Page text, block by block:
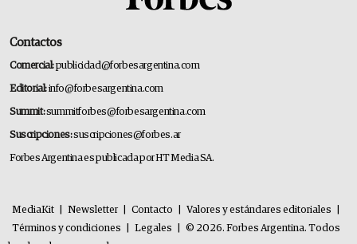
Contactos
Comercial:publicidad@forbesargentina.com
Editorial:info@forbesargentina.com
Summit:summitforbes@forbesargentina.com
Suscripciones:suscripciones@forbes.ar
Forbes Argentina es publicada por HT Media SA.
MediaKit Newsletter Contacto Valores y estándares editoriales
Términos y condiciones
Legales
© 2026. Forbes Argentina. Todos